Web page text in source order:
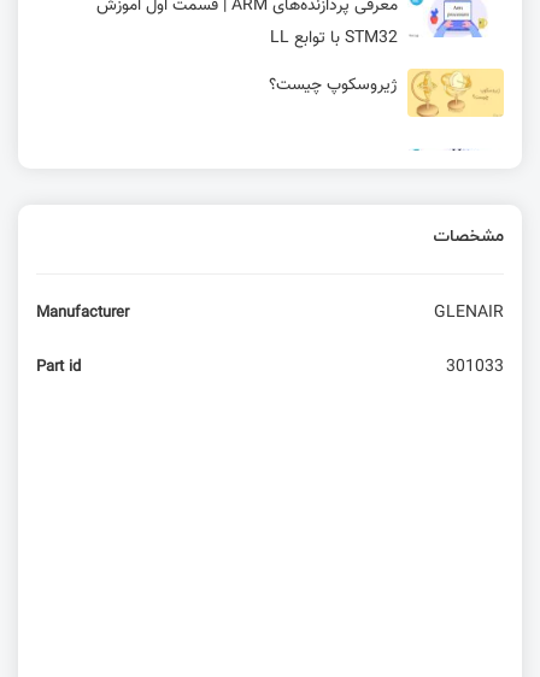
STM32 با توابع LL
ژیروسکوپ چیست؟
مشخصات
Manufacturer GLENAIR
Part id 301033